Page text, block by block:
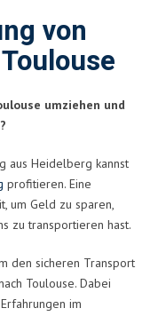
von
umziehen und
aus Heidelberg kannst
profitieren. Eine
um Geld zu sparen,
zu transportieren hast.
den sicheren Transport
Toulouse. Dabei
im